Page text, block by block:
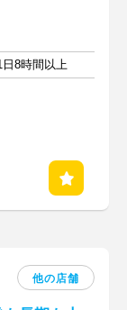
8時間以上
他の店舗